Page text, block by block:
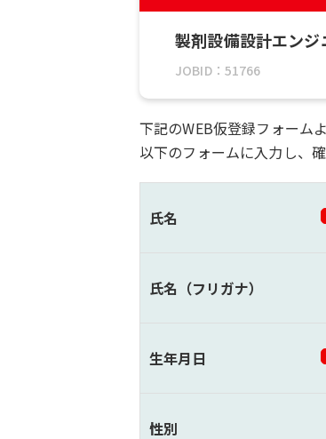
製剤設備設計エンジ
JOBID：51766
下記のWEB仮登録フォーム
以下のフォームに入力し、
氏名
氏名（フリガナ）
生年月日
性別